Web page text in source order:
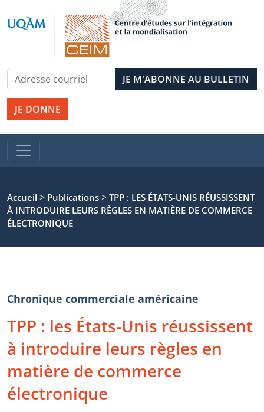
JE DONNE
Accueil > Publications > TPP : LES ÉTATS-UNIS RÉUSSISSENT
À INTRODUIRE LEURS RÈGLES EN MATIÈRE DE COMMERCE
ÉLECTRONIQUE
Chronique commerciale américaine
TPP : les États-Unis réussissent
à introduire leurs règles en
matière de commerce
électronique